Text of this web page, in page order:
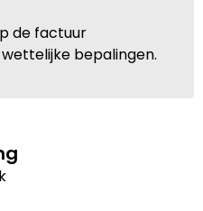
de factuur
bepalingen.